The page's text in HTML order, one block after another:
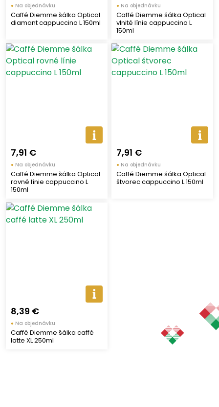
● Na objednávku
Caffé Diemme šálka Optical
diamant cappuccino L 150ml
● Na objednávku
Caffé Diemme šálka Optical
vlnité línie cappuccino L
150ml
7,91 €
● Na objednávku
Caffé Diemme šálka Optical
rovné línie cappuccino L
150ml
7,91 €
● Na objednávku
Caffé Diemme šálka Optical
štvorec cappuccino L 150ml
8,39 €
● Na objednávku
Caffé Diemme šálka caffé
latte XL 250ml